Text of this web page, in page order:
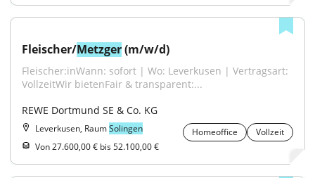
Fleischer/Metzger (m/w/d)
Fleischer:inWann: sofort | Wo: Leverkusen | Vertragsart:
VollzeitWir bietenFair & transparent:...
REWE Dortmund SE & Co. KG
Leverkusen, RaumSolingen Homeoffice
Vollzeit
Von 27.600,00 € bis 52.100,00 €